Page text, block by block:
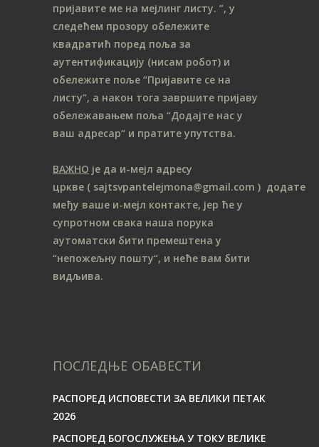
пријавите ме на мeјлинг листу. ”, у
следећем прозору обележите
квадратић поред поља за
аутентификацију (нисам робот) и
обележите поље “Пријавите се на
листу“, а након тога завршите пријаву
обележавањем поља “Додајте нас у
ваш адресар“ и пратите упутства.
ВАЖНО је да и-мејл адресу
цркве ( sajtsvpantelejmona@gmail.com ) додате
међу ваше и-мејл контакте, јер ће у
супротном свака наша порука
аутоматски бити премештена у
“непожељну пошту“, и неће вам бити
видљива.
ПОСЛЕДЊЕ ОБАВЕСТИ
РАСПОРЕД ИСПОВЕСТИ ЗА ВЕЛИКИ ПЕТАК
2026
РАСПОРЕД БОГОСЛУЖЕЊА У ТОКУ ВЕЛИКЕ